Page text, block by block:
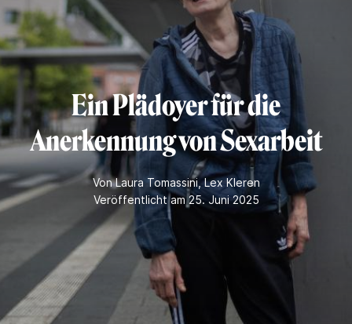
Ein Plädoyer für die
Anerkennung von Sexarbeit
VonLaura Tomassini,Lex Kleren
Veröffentlicht am 25. Juni 2025